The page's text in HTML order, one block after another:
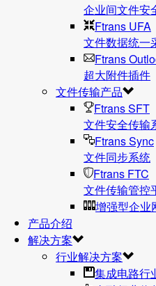
企业间文件安
Ftrans UFA
文件数据统⼀
Ftrans
超大附件插件
文件传输产品
Ftrans SFT
文件安全传输
Ftrans Sync
文件同步系统
Ftrans FTC
文件传输管控
增强型企业
产品介绍
解决方案
行业解决方案
集成电路行